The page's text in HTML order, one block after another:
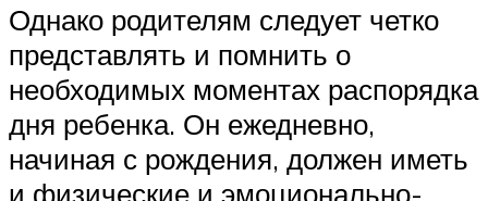
Однако родителям следует четко
представлять и помнить о
необходимых моментах распорядка
дня ребенка. Он ежедневно,
начиная с рождения, должен иметь
и физические и эмоционально-